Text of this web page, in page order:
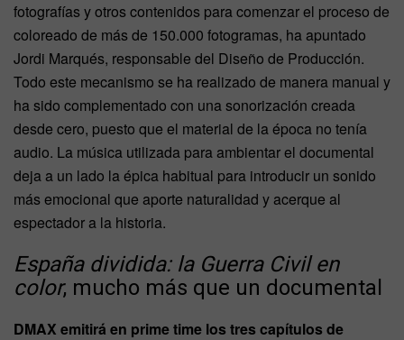
fotografías y otros contenidos para comenzar el proceso de
coloreado de más de 150.000 fotogramas, ha apuntado
Jordi Marqués, responsable del Diseño de Producción.
Todo este mecanismo se ha realizado de manera manual y
ha sido complementado con una sonorización creada
desde cero, puesto que el material de la época no tenía
audio. La música utilizada para ambientar el documental
deja a un lado la épica habitual para introducir un sonido
más emocional que aporte naturalidad y acerque al
espectador a la historia.
España dividida: la Guerra Civil en
color, mucho más que un documental
DMAX emitirá en prime time los tres capítulos de